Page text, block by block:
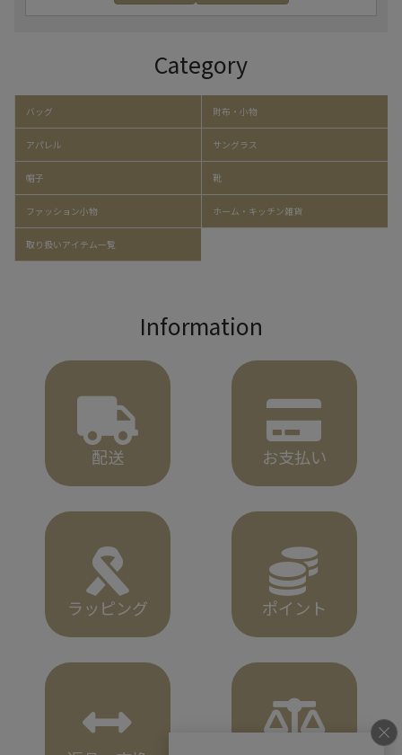
Category
バッグ 財布・小物
アパレル サングラス
帽子 靴
ファッション小物 ホーム・キッチン雑貨
取り扱いアイテム一覧
Information
配送 お支払い
ラッピング ポイント